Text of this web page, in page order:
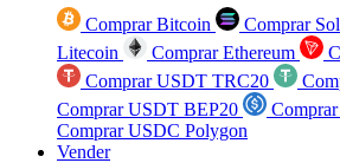
Comprar Bitcoin Comprar
Litecoin
Comprar Ethereum
Comprar USDT TRC20
Comprar USDT BEP20
Comprar USDC Polygon
Vender